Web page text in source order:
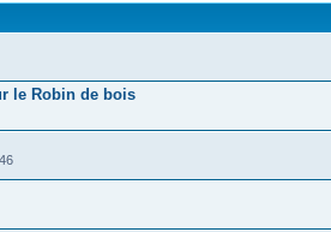
le Robin de bois